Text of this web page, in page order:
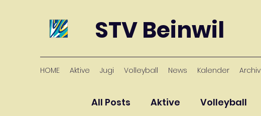
STV Beinwil
HOME Aktive Jugi Volleyball News Kalender Archiv
All Posts Aktive Volleyball